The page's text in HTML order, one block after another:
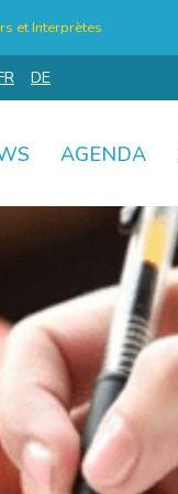
et Interprètes
DE
AGENDA